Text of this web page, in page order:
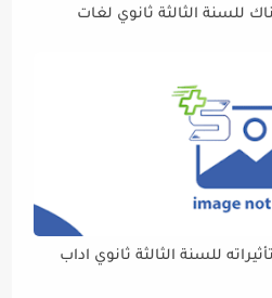
للسنة الثالثة ثانوي لغات
للسنة الثالثة ثانوي اداب